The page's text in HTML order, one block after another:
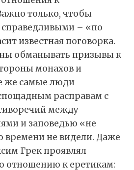
только, чтобы
– «по
известная поговорка.
обманывать призывы к
монахов и
же самые люди
расправам с
между
и заповедью «не
времени не видели. Даже
Грек проявлял
отношению к еретикам: